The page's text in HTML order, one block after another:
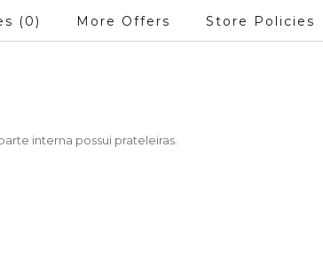
(0) More Offers Store Policies
interna possui prateleiras.